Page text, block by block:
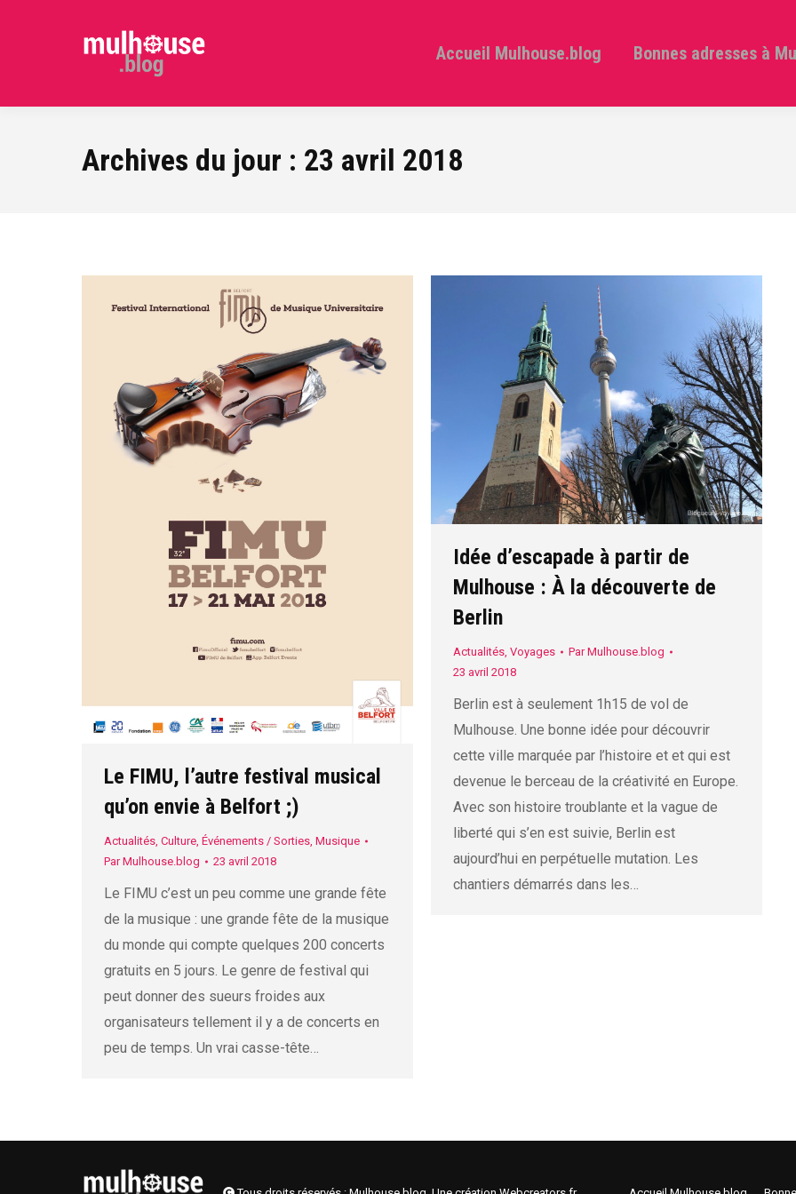
Accueil Mulhouse.blog Bonnes adresses à
Archives du jour : 23 avril 2018
Le FIMU, l’autre festival musical
qu’on envie à Belfort ;)
Actualités, Culture, Événements / Sorties, Musique
ParMulhouse.blog 23 avril 2018
Le FIMU c’est un peu comme une grande fête
de la musique : une grande fête de la musique
du monde qui compte quelques 200 concerts
gratuits en 5 jours. Le genre de festival qui
peut donner des sueurs froides aux
organisateurs tellement il y a de concerts en
peu de temps. Un vrai casse-tête…
Idée d’escapade à partir de
Mulhouse : À la découverte de
Berlin
Actualités, Voyages ParMulhouse.blog
23 avril 2018
Berlin est à seulement 1h15 de vol de
Mulhouse. Une bonne idée pour découvrir
cette ville marquée par l’histoire et et qui est
devenue le berceau de la créativité en Europe.
Avec son histoire troublante et la vague de
liberté qui s’en est suivie, Berlin est
aujourd’hui en perpétuelle mutation. Les
chantiers démarrés dans les…